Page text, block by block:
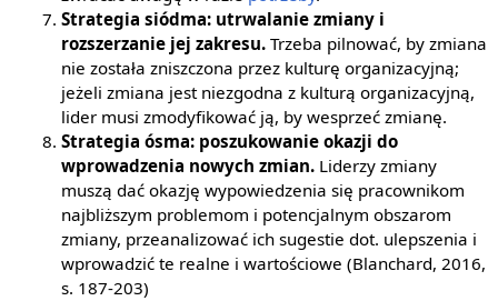
Strategia siódma: utrwalanie zmiany i
rozszerzanie jej zakresu. Trzeba pilnować, by zmiana
nie została zniszczona przez kulturę organizacyjną;
jeżeli zmiana jest niezgodna z kulturą organizacyjną,
lider musi zmodyfikować ją, by wesprzeć zmianę.
Strategia ósma: poszukowanie okazji do
wprowadzenia nowych zmian. Liderzy zmiany
muszą dać okazję wypowiedzenia się pracownikom
najbliższym problemom i potencjalnym obszarom
zmiany, przeanalizować ich sugestie dot. ulepszenia i
wprowadzić te realne i wartościowe (Blanchard, 2016,
s. 187-203)